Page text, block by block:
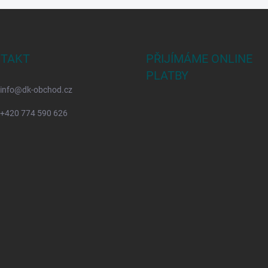
info@dk-obchod.cz
+420 774 590 626
PŘIJÍMÁME ONLINE
PLATBY